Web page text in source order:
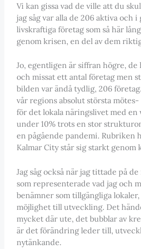
Vi kan gissa vad de ville att du
jag såg var alla de 206 aktiva och
livskraftiga företag som så här
genom krisen, en del av dem
Jo, egentligen är siffran högre, de
och missat ett antal företag men
bilden var ändå tydlig, 206
vår regions absolut största
för det lokala näringslivet med en
under 10% trots en stor
en pågående pandemi. Rubriken
Kalmar City står sig starkt genom
Jag såg också när jag tittade på
som representerade vad jag och
benämner som tillgängliga
möjlighet till utveckling. Det
mycket där ute, det bubblar av
är det förändring leder till,
nytänkande.